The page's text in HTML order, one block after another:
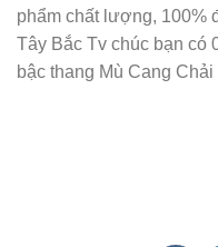
phẩm chất lượng, 100%
Tây Bắc Tv chúc bạn có
bậc thang Mù Cang